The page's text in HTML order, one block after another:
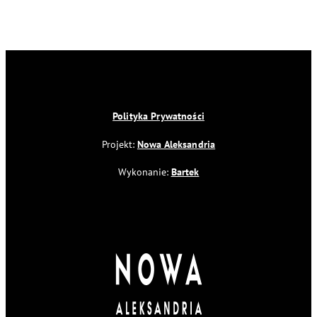
Polityka Prywatności
Projekt: Nowa Aleksandria
Wykonanie: Bartek